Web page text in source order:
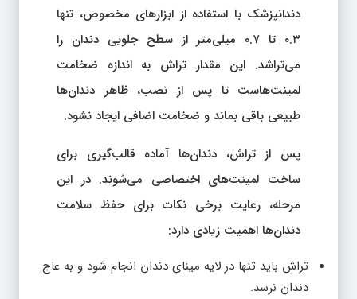
دندانپزشک با استفاده از ابزارهای مخصوص، تنها
۰.۳ تا ۰.۷ میلی‌متر از سطح جلویی دندان را
می‌تراشد. این مقدار تراش به اندازه ضخامت
لمینت‌هاست تا پس از نصب، ظاهر دندان‌ها
طبیعی باقی بماند و ضخامت اضافی ایجاد نشود.
پس از تراش، دندان‌ها آماده قالب‌گیری برای
ساخت لمینت‌های اختصاصی می‌شوند. در این
مرحله، رعایت برخی نکات برای حفظ سلامت
دندان‌ها اهمیت زیادی دارد:
تراش باید تنها در لایه مینای دندان انجام شود و به عاج
دندان نرسد.